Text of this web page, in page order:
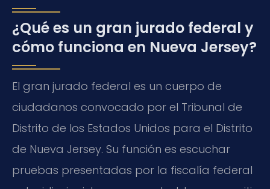
¿Qué es un gran jurado federal y
cómo funciona en Nueva Jersey?
El gran jurado federal es un cuerpo de
ciudadanos convocado por el Tribunal de
Distrito de los Estados Unidos para el Distrito
de Nueva Jersey. Su función es escuchar
pruebas presentadas por la fiscalía federal